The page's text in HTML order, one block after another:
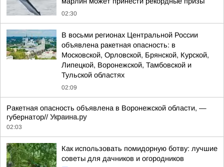
02:30
В восьми регионах Центральной России
объявлена ракетная опасность: в
Московской, Орловской, Брянской, Курской,
Липецкой, Воронежской, Тамбовской и
Тульской областях
02:09
Ракетная опасность объявлена в Воронежской области, —
губернатор// Украина.ру
02:03
Как использовать помидорную ботву: лучшие
советы для дачников и огородников